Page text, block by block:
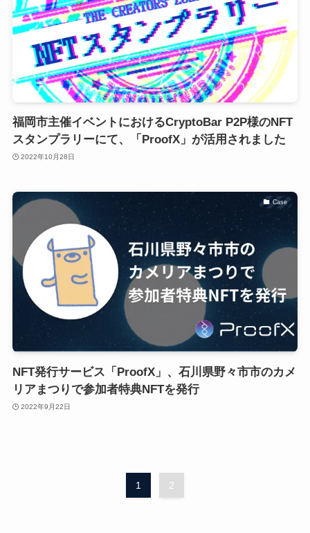
福岡市主催イベントにおけるCryptoBar P2P様のNFT
スタンプラリーにて、「ProofX」が活用されました
2022年10月28日
Case
NFT発行サービス「ProofX」、石川県野々市市のカメ
リアまつりで参加者特典NFTを発行
2022年9月22日
1 2